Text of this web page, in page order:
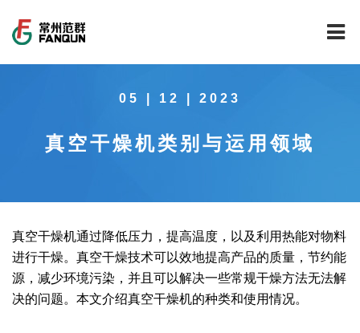
公司介绍
公司荣誉
范群文化
公司大事记
干燥设备
载体催化剂全自动生产线系列
回转圆筒干燥焙烧系列
气流干燥系列
新能源新材料行业
制药行业
食品行业
技术中心
工程实验室
工程技术中心
新闻中心
范群新闻
服务中心
05 | 12 | 2023
​真空干燥机类别与运用领域
真空干燥机通过降低压力，提高温度，以及利用热能对物料
进行干燥。真空干燥技术可以效地提高产品的质量，节约能
源，减少环境污染，并且可以解决一些常规干燥方法无法解
决的问题。本文介绍真空干燥机的种类和使用情况。